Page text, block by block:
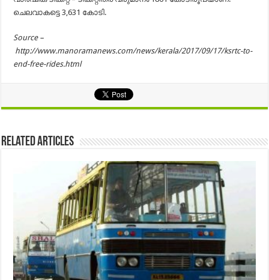
ചെലവാകട്ടെ 3,631 കോടി.
Source –
http://www.manoramanews.com/news/kerala/2017/09/17/ksrtc-to-
end-free-rides.html
Related Articles